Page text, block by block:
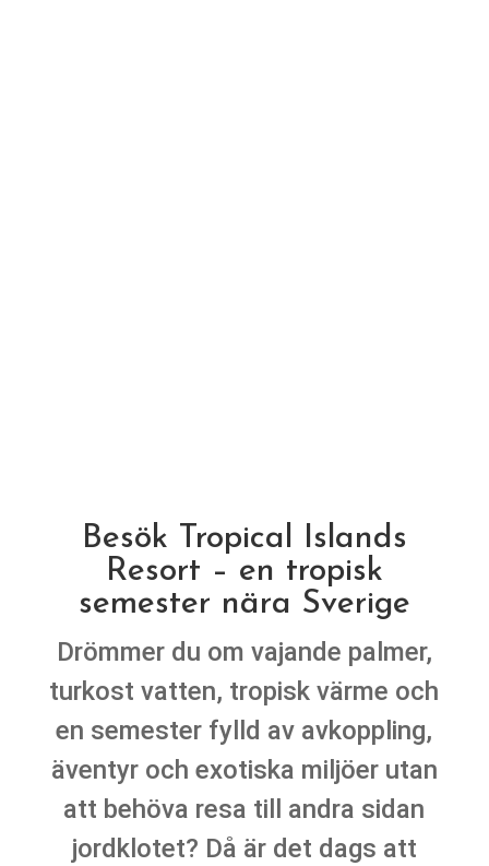
Besök Tropical Islands
Resort – en tropisk
semester nära Sverige
Drömmer du om vajande palmer,
turkost vatten, tropisk värme och
en semester fylld av avkoppling,
äventyr och exotiska miljöer utan
att behöva resa till andra sidan
jordklotet? Då är det dags att